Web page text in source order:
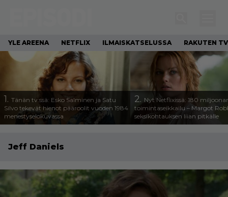
YLE AREENA NETFLIX ILMAISKATSELUSSA RAKUTEN TV
1. Tänän tv:ssä: Esko Salminen ja Satu
Silvo tekevät hienot pääroolit vuoden 1984
menestyselokuvassa
2. Nyt Netflixissä: 180
toimintaseikkailu – Margot
seksikohtauksen liian pitkälle
Jeff Daniels